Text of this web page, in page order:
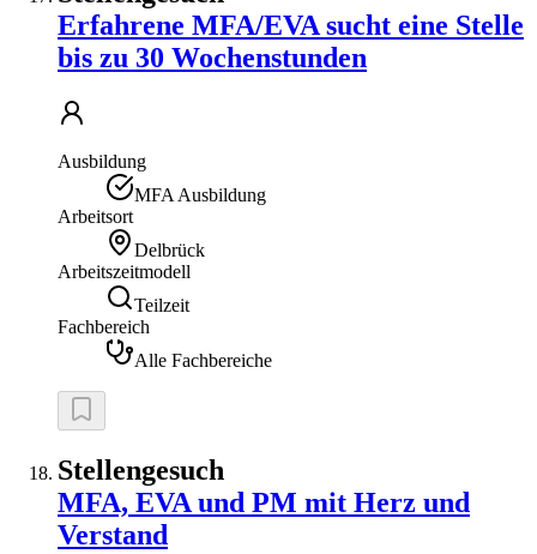
Erfahrene MFA/EVA sucht eine Stelle
bis zu 30 Wochenstunden
Ausbildung
MFA Ausbildung
Arbeitsort
Delbrück
Arbeitszeitmodell
Teilzeit
Fachbereich
Alle Fachbereiche
Stellengesuch
MFA, EVA und PM mit Herz und
Verstand